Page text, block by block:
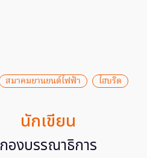
สมาคมยานยนต์ไฟฟ้า ไฮบริด
นักเขียน
กองบรรณาธิการ